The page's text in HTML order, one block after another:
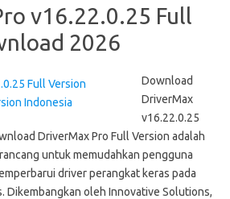
v16.22.0.25 Full
2026
Download
DriverMax
v16.22.0.25
DriverMax Pro Full Version adalah
untuk memudahkan pengguna
driver perangkat keras pada
Dikembangkan oleh Innovative Solutions,